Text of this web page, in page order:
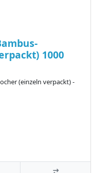
1000
(einzeln verpackt) -